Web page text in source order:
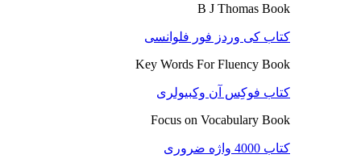
B J Thomas Book
کتاب کی وردز فور فلوانسی
Key Words For Fluency Book
کتاب فوکِس آن وکبیولری
Focus on Vocabulary Book
کتاب 4000 واژه ضروری